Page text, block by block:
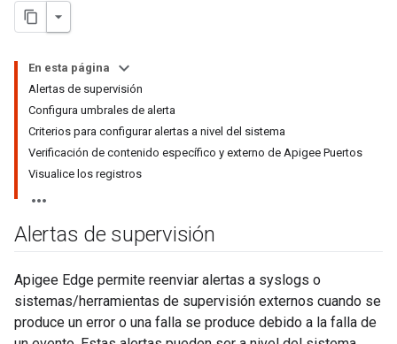
En esta página
Alertas de supervisión
Configura umbrales de alerta
Criterios para configurar alertas a nivel del sistema
Verificación de contenido específico y externo de Apigee Puertos
Visualice los registros
Alertas de supervisión
Apigee Edge permite reenviar alertas a syslogs o
sistemas/herramientas de supervisión externos cuando se
produce un error o una falla se produce debido a la falla de